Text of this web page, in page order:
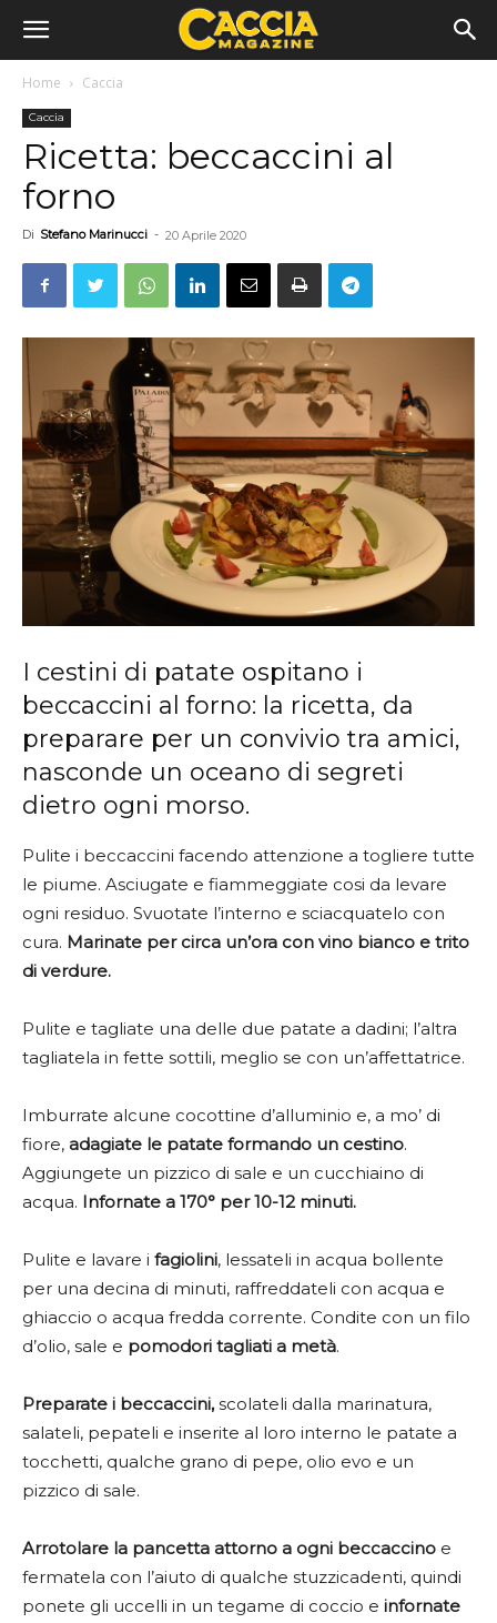
Home Caccia
Caccia
Ricetta: beccaccini al
forno
Di Stefano Marinucci - 20 Aprile 2020
I cestini di patate ospitano i
beccaccini al forno: la ricetta, da
preparare per un convivio tra amici,
nasconde un oceano di segreti
dietro ogni morso.
Pulite i beccaccini facendo attenzione a togliere tutte
le piume. Asciugate e fiammeggiate cosi da levare
ogni residuo. Svuotate l’interno e sciacquatelo con
cura. Marinate per circa un’ora con vino bianco e trito
di verdure.
Pulite e tagliate una delle due patate a dadini; l’altra
tagliatela in fette sottili, meglio se con un’affettatrice.
Imburrate alcune cocottine d’alluminio e, a mo’ di
fiore, adagiate le patate formando un cestino.
Aggiungete un pizzico di sale e un cucchiaino di
acqua. Infornate a 170° per 10-12 minuti.
Pulite e lavare i fagiolini, lessateli in acqua bollente
per una decina di minuti, raffreddateli con acqua e
ghiaccio o acqua fredda corrente. Condite con un filo
d’olio, sale e pomodori tagliati a metà.
Preparate i beccaccini,scolateli dalla marinatura,
salateli, pepateli e inserite al loro interno le patate a
tocchetti, qualche grano di pepe, olio evo e un
pizzico di sale.
Arrotolare la pancetta attorno a ogni beccaccino e
fermatela con l’aiuto di qualche stuzzicadenti, quindi
ponete gli uccelli in un tegame di coccio e infornate